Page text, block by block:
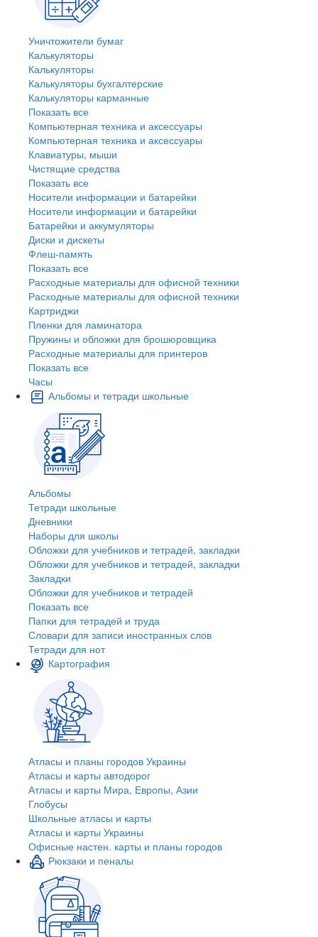
Уничтожители бумаг
Калькуляторы
Калькуляторы
Калькуляторы бухгалтерские
Калькуляторы карманные
Показать все
Компьютерная техника и аксессуары
Компьютерная техника и аксессуары
Клавиатуры, мыши
Чистящие средства
Показать все
Носители информации и батарейки
Носители информации и батарейки
Батарейки и аккумуляторы
Диски и дискеты
Флеш-память
Показать все
Расходные материалы для офисной техники
Расходные материалы для офисной техники
Картриджи
Пленки для ламинатора
Пружины и обложки для брошюровщика
Расходные материалы для принтеров
Показать все
Часы
Альбомы и тетради школьные
Альбомы
Тетради школьные
Дневники
Наборы для школы
Обложки для учебников и тетрадей, закладки
Обложки для учебников и тетрадей, закладки
Закладки
Обложки для учебников и тетрадей
Показать все
Папки для тетрадей и труда
Словари для записи иностранных слов
Тетради для нот
Картография
Атласы и планы городов Украины
Атласы и карты автодорог
Атласы и карты Мира, Европы, Азии
Глобусы
Школьные атласы и карты
Атласы и карты Украины
Офисные настен. карты и планы городов
Рюкзаки и пеналы